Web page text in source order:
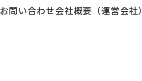
お問い合わせ会社概要（運営会社）